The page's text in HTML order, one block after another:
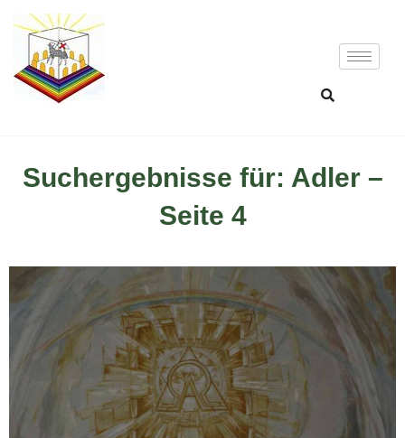
Suchergebnisse für: Adler –
Seite 4